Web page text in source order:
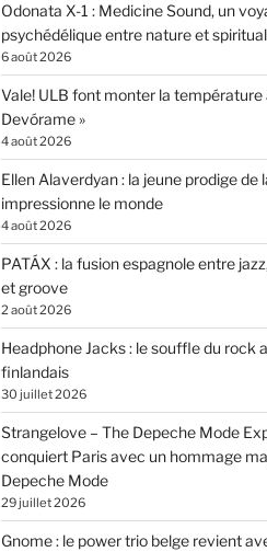
Odonata X-1 : Medicine Sound, un
psychédélique entre nature et
6 août 2026
Vale! ULB font monter la température
Devórame »
4 août 2026
Ellen Alaverdyan : la jeune prodige de
impressionne le monde
4 août 2026
PATÁX : la fusion espagnole entre
et groove
2 août 2026
Headphone Jacks : le souffle du rock
finlandais
30 juillet 2026
Strangelove – The Depeche Mode
conquiert Paris avec un hommage
Depeche Mode
29 juillet 2026
Gnome : le power trio belge revient